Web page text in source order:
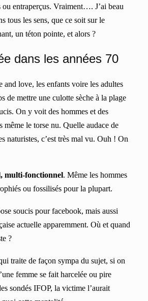
ou entraperçus. Vraiment…. J’ai beau
tous les sens, que ce soit sur le
un téton pointe, et alors ?
dans les années 70
and love, les enfants voire les adultes
de mettre une culotte sèche à la plage
On y voit des hommes et des
même le torse nu. Quelle audace de
naturistes, c’est très mal vu. Ouh ! On
multi-fonctionnel. Même les hommes
ou fossilisés pour la plupart.
soucis pour facebook, mais aussi
actuelle apparemment. Où et quand
?
traite de façon sympa du sujet, si on
femme se fait harcelée ou pire
sondés IFOP, la victime l’aurait